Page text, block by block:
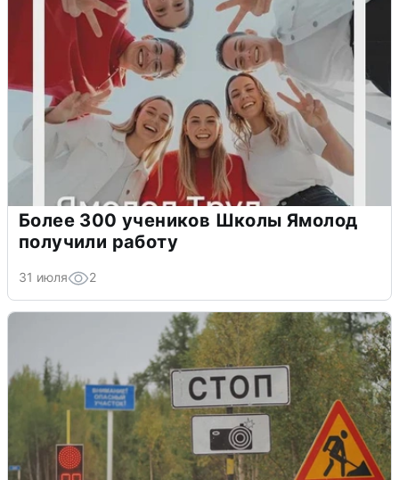
Более 300 учеников Школы Ямолод
получили работу
31 июля 2